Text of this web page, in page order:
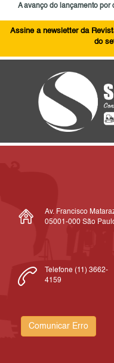
A avanço do lançamento por
Assine a newsletter da
do
Av. Francisco
05001-000 São
Telefone (11) 3662-
4159
Comunicar Erro